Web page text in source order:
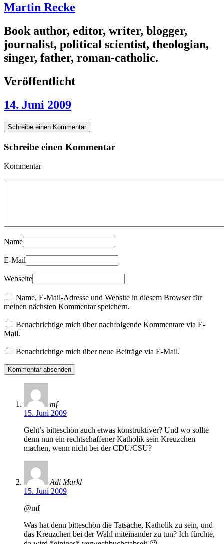
Martin Recke
Book author, editor, writer, blogger,
journalist, political scientist, theologian,
singer, father, roman-catholic.
Veröffentlicht
14. Juni 2009
Schreibe einen Kommentar
Schreibe einen Kommentar
Kommentar
Name
E-Mail
Webseite
Name, E-Mail-Adresse und Website in diesem Browser für
meinen nächsten Kommentar speichern.
Benachrichtige mich über nachfolgende Kommentare via E-
Mail.
Benachrichtige mich über neue Beiträge via E-Mail.
mf
15. Juni 2009
Geht’s bitteschön auch etwas konstruktiver? Und wo sollte
denn nun ein rechtschaffener Katholik sein Kreuzchen
machen, wenn nicht bei der CDU/CSU?
Adi Markl
15. Juni 2009
@mf
Was hat denn bitteschön die Tatsache, Katholik zu sein, und
das Kreuzchen bei der Wahl miteinander zu tun? Ich fürchte,